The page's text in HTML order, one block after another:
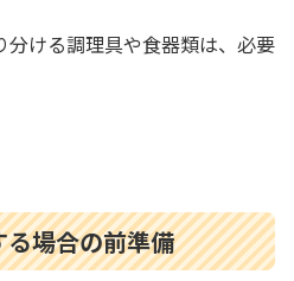
ける調理具や食器類は、必要
場合の前準備